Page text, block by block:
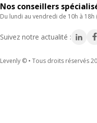
Nos conseillers
du lundi au vendredi de 10h à
Suivez notre actualité :
Levenly © • Tous droits réservés